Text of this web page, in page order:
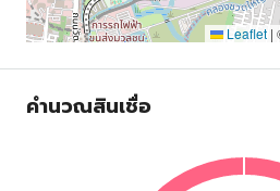
Leaflet |
คำนวณสินเชื่อ